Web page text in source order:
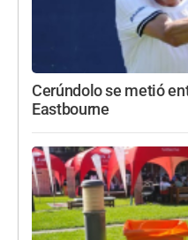
Cerúndolo se metió
Eastbourne